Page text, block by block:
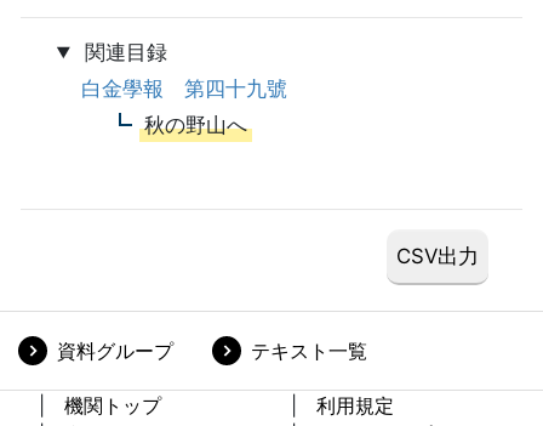
関連目録
白金學報 第四十九號
秋の野山へ
資料グループ テキスト一覧
機関トップ
利用規定